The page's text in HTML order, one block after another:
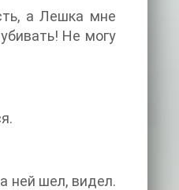
а Лешка мне
Не могу
ней шел, видел.